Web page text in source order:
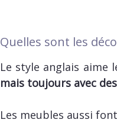
Quelles sont les
Le style anglais aime
mais toujours avec
Les meubles aussi